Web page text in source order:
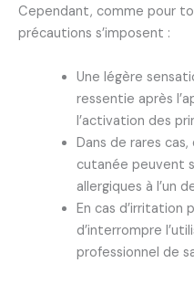
Cependant, comme pour
précautions s’imposent :
Une légère
ressentie après
l’activation des
Dans de rares
cutanée peuvent
allergiques à l’un
En cas d’irritation
d’interrompre
professionnel de